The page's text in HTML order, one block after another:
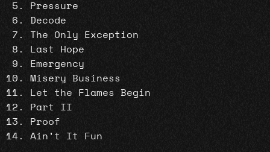
Pressure
Decode
The Only Exception
Last Hope
Emergency
Misery Business
Let the Flames Begin
Part II
Proof
Ain’t It Fun